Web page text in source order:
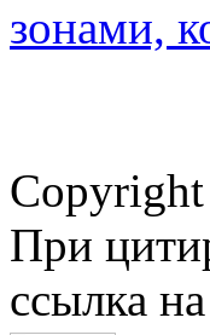
зонами,
При
ссылка